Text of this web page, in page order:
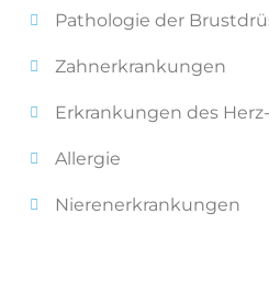
Pathologie der
Zahnerkrankungen
Erkrankungen des
Allergie
Nierenerkrankungen